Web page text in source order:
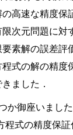
高速な精度保
次元問題に対
素解の誤差評
式の解の精度
ました．
か御座いまし
程式の精度保証